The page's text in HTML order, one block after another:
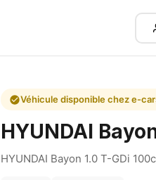
Véhicule disponible chez e-
HYUNDAI
HYUNDAI Bayon 1.0 T-GDi